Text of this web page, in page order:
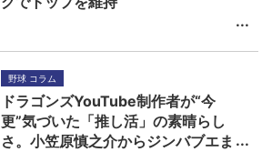
野球 コラム
ドラゴンズYouTube制作者が“今
更”気づいた「推し活」の素晴らし
さ。小笠原慎之介からジンバブエま